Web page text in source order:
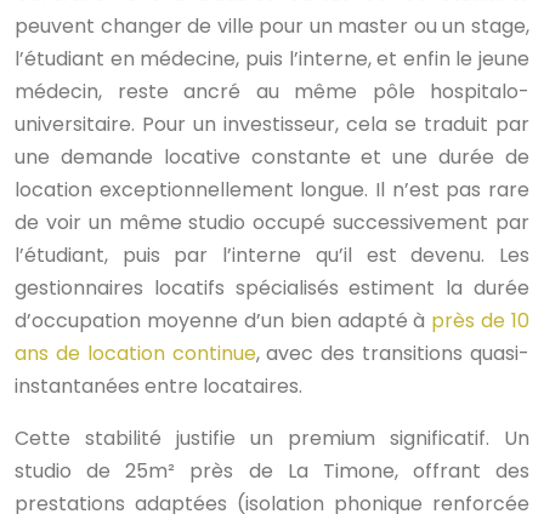
peuvent changer de ville pour un master ou un stage,
l’étudiant en médecine, puis l’interne, et enfin le jeune
médecin, reste ancré au même pôle hospitalo-
universitaire. Pour un investisseur, cela se traduit par
une demande locative constante et une durée de
location exceptionnellement longue. Il n’est pas rare
de voir un même studio occupé successivement par
l’étudiant, puis par l’interne qu’il est devenu. Les
gestionnaires locatifs spécialisés estiment la durée
d’occupation moyenne d’un bien adapté à près de 10
ans de location continue, avec des transitions quasi-
instantanées entre locataires.
Cette stabilité justifie un premium significatif. Un
studio de 25m² près de La Timone, offrant des
prestations adaptées (isolation phonique renforcée